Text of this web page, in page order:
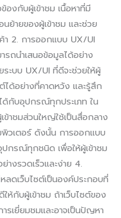
องกับผู้เข้าชม เนื้อหาที่มี
ย้ายของผู้เข้าชม และช่วย
า 2. การออกแบบ UX/UI
รถนำเสนอข้อมูลได้อย่าง
ะบบ UX/UI ที่ดีจะช่วยให้ผู้
ได้อย่างที่คาดหวัง และรู้สึก
ด้กับอุปกรณ์ทุกประเภท ใน
าชมส่วนใหญ่ใช้เป็นสื่อกลาง
วเตอร์ ดังนั้น การออกแบบ
ปกรณ์ทุกชนิด เพื่อให้ผู้เข้าชม
างรวดเร็วและง่าย 4.
หลดเว็บไซต์เป็นองค์ประกอบที่
ห้กับผู้เข้าชม ถ้าเว็บไซต์ของ
รเยี่ยมชมและอาจเป็นปัญหา